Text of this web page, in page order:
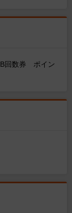
回数券 ポイン